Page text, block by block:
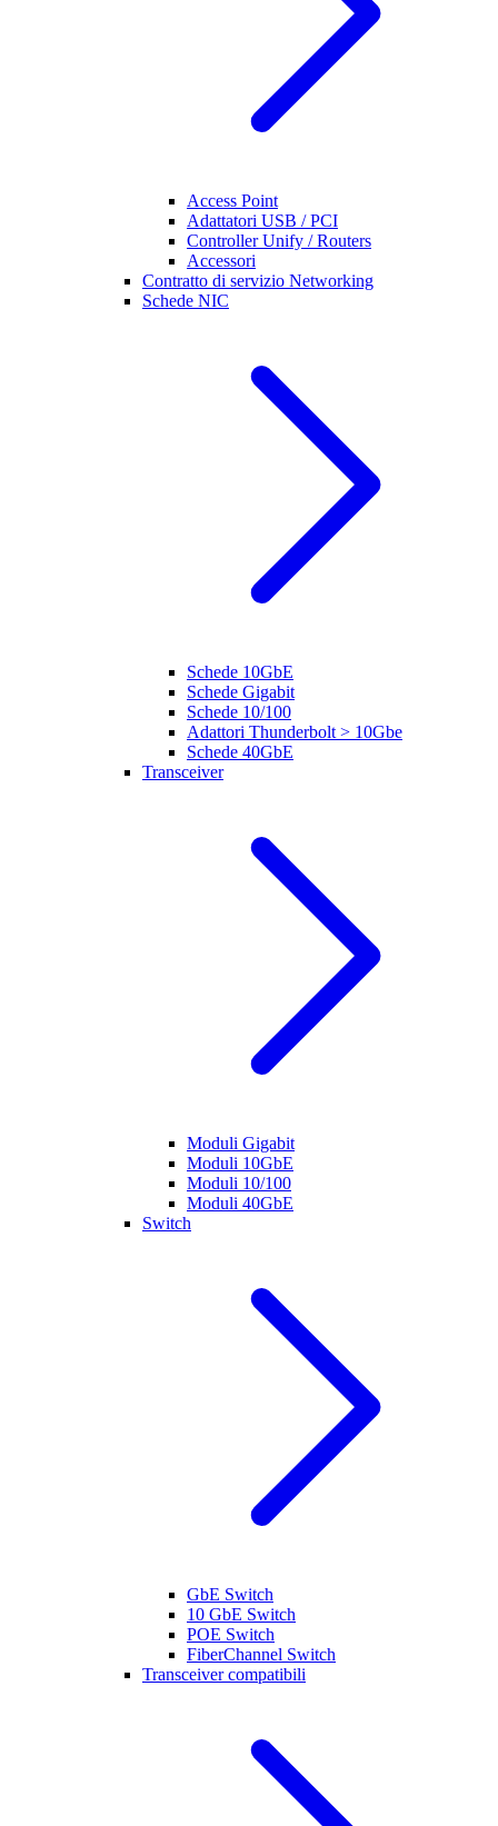
Access Point
Adattatori USB / PCI
Controller Unify / Routers
Accessori
Contratto di servizio Networking
Schede NIC
Schede 10GbE
Schede Gigabit
Schede 10/100
Adattori Thunderbolt > 10Gbe
Schede 40GbE
Transceiver
Moduli Gigabit
Moduli 10GbE
Moduli 10/100
Moduli 40GbE
Switch
GbE Switch
10 GbE Switch
POE Switch
FiberChannel Switch
Transceiver compatibili